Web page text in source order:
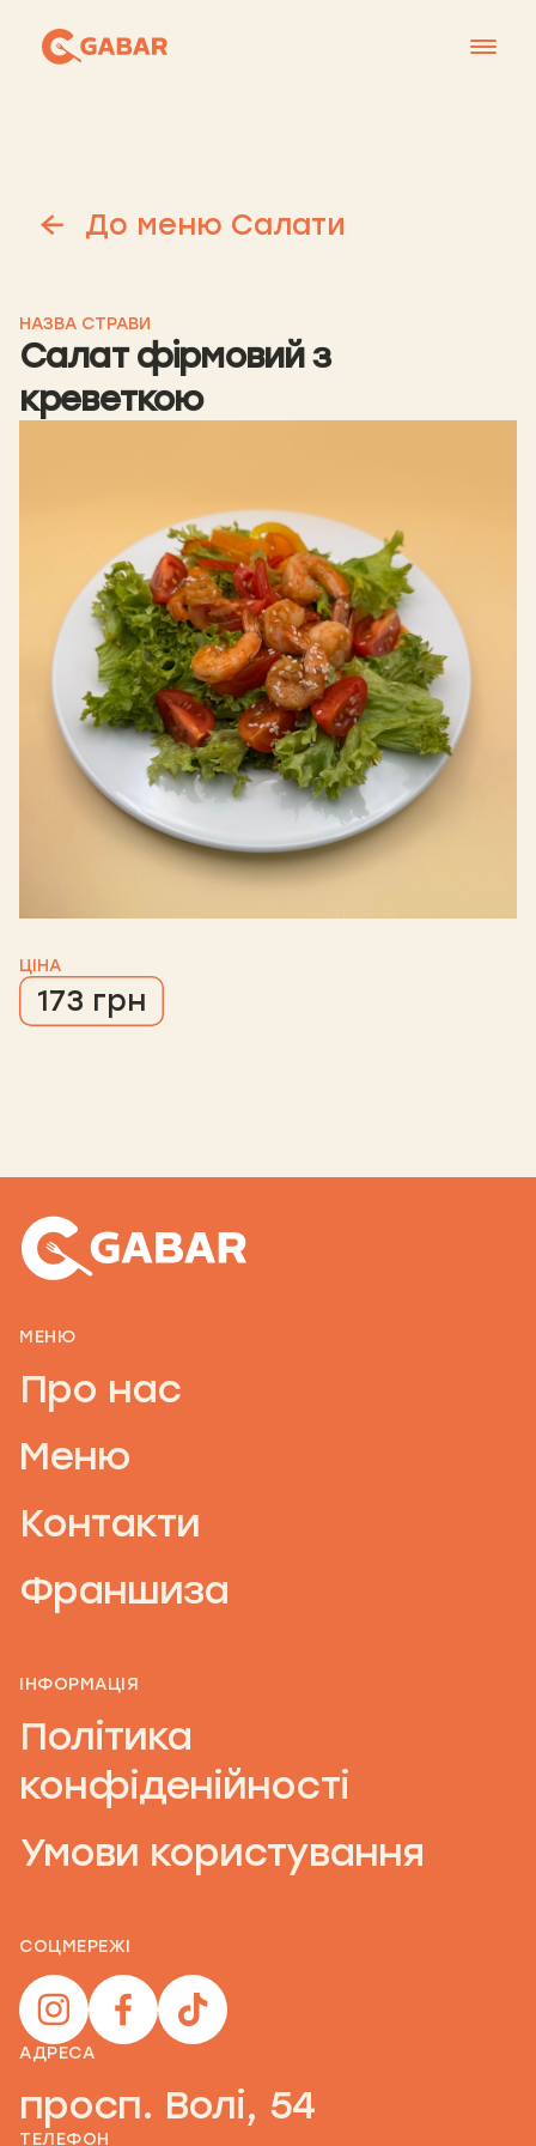
Франшиза
До меню Салати
НАЗВА СТРАВИ
Салат фірмовий з
креветкою
ЦІНА
173 грн
МЕНЮ
Про нас
Меню
Контакти
Франшиза
ІНФОРМАЦІЯ
Політика
конфіденійності
Умови користування
СОЦМЕРЕЖІ
АДРЕСА
просп. Волі, 54
ТЕЛЕФОН